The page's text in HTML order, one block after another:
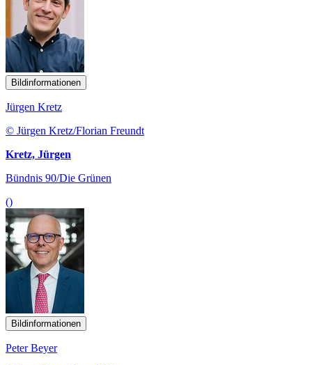
Bildinformationen
Jürgen Kretz
© Jürgen Kretz/Florian Freundt
Kretz, Jürgen
Bündnis 90/Die Grünen
()
Bildinformationen
Peter Beyer